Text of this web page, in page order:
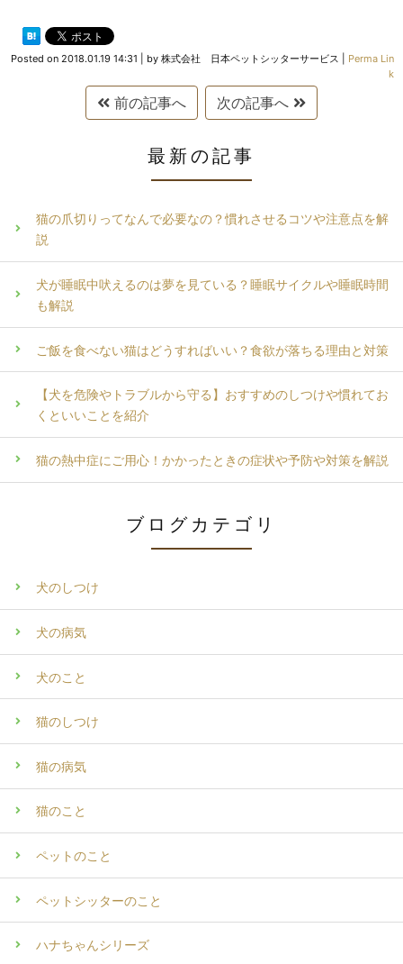
Posted on 2018.01.19 14:31 by 株式会社 日本ペットシッターサービス
Perma Lin
k
前の記事へ 次の記事へ
最新の記事
猫の爪切りってなんで必要なの？慣れさせるコツや注意点を解
説
犬が睡眠中吠えるのは夢を見ている？睡眠サイクルや睡眠時間
も解説
ご飯を食べない猫はどうすればいい？食欲が落ちる理由と対策
【犬を危険やトラブルから守る】おすすめのしつけや慣れてお
くといいことを紹介
猫の熱中症にご用心！かかったときの症状や予防や対策を解説
ブログカテゴリ
犬のしつけ
犬の病気
犬のこと
猫のしつけ
猫の病気
猫のこと
ペットのこと
ペットシッターのこと
ハナちゃんシリーズ